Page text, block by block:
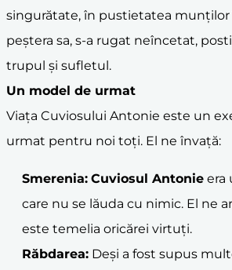
singurătate, în pustietatea munților
peștera sa, s-a rugat neîncetat,
trupul și sufletul.
Un model de urmat
Viața Cuviosului Antonie este un
urmat pentru noi toți. El ne învață:
Smerenia: Cuviosul Antonie era
care nu se lăuda cu nimic. El ne
este temelia oricărei virtuți.
Răbdarea: Deși a fost supus